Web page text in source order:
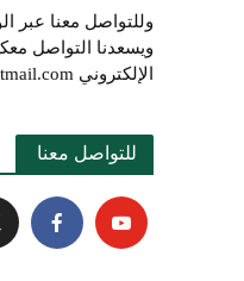
ويسعدنا التواصل
الإلكتروني dar-alhadeth@hotmail.com
للتواصل معنا